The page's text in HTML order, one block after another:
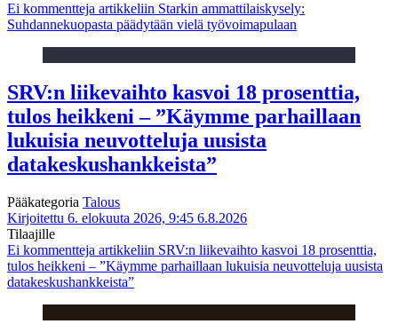
Ei kommentteja artikkeliin Starkin ammattilaiskysely:
Suhdannekuopasta päädytään vielä työvoimapulaan
SRV:n liikevaihto kasvoi 18 prosenttia,
tulos heikkeni – ”Käymme parhaillaan
lukuisia neuvotteluja uusista
datakeskushankkeista”
Pääkategoria Talous
Kirjoitettu 6. elokuuta 2026, 9:45 6.8.2026
Tilaajille
Ei kommentteja artikkeliin SRV:n liikevaihto kasvoi 18 prosenttia,
tulos heikkeni – ”Käymme parhaillaan lukuisia neuvotteluja uusista
datakeskushankkeista”